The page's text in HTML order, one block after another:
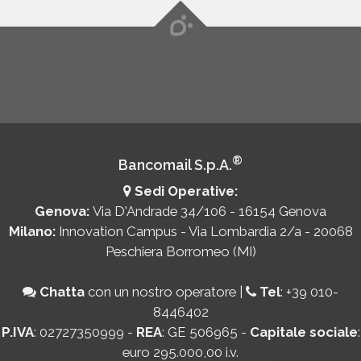
Bancomail S.p.A.®
Sedi Operative:
Genova: Via D'Andrade 34/106 - 16154 Genova
Milano: Innovation Campus - Via Lombardia 2/a - 20068
Peschiera Borromeo (MI)
Chatta con un nostro operatore | Tel: +39 010-
8446402
P.IVA: 02727350999 - REA: GE 506965 - Capitale sociale:
euro 295.000,00 i.v.